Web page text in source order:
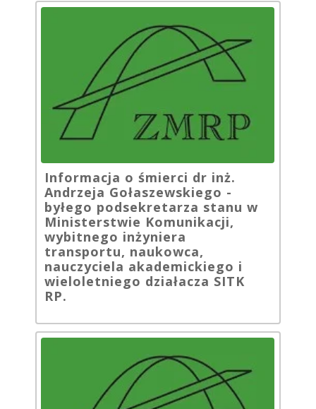
Informacja o śmierci dr inż.
Andrzeja Gołaszewskiego -
byłego podsekretarza stanu w
Ministerstwie Komunikacji,
wybitnego inżyniera
transportu, naukowca,
nauczyciela akademickiego i
wieloletniego działacza SITK
RP.